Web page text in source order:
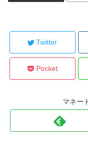
Twitter
Pocket
マネー